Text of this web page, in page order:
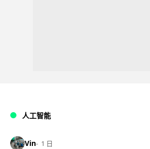
人工智能
Vin 1 日